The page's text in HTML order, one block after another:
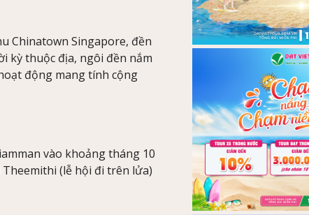
Chinatown Singapore, đền
kỳ thuộc địa, ngôi đền nắm
động mang tính cộng
vào khoảng tháng 10
(lễ hội đi trên lửa)